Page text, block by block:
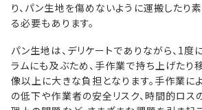
り、パン生地を傷めないように運搬したり
る必要もあります。
パン生地は、デリケートでありながら、1
ラムにも及ぶため、手作業で持ち上げたり
像以上に大きな負担となります。手作業に
の低下や作業者の安全リスク、時間的ロス